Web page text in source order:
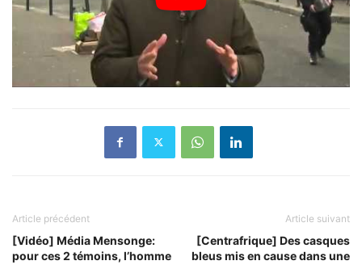
Article précédent
[Vidéo] Média Mensonge:
pour ces 2 témoins, l’homme
Article suivant
[Centrafrique] Des casques
bleus mis en cause dans une